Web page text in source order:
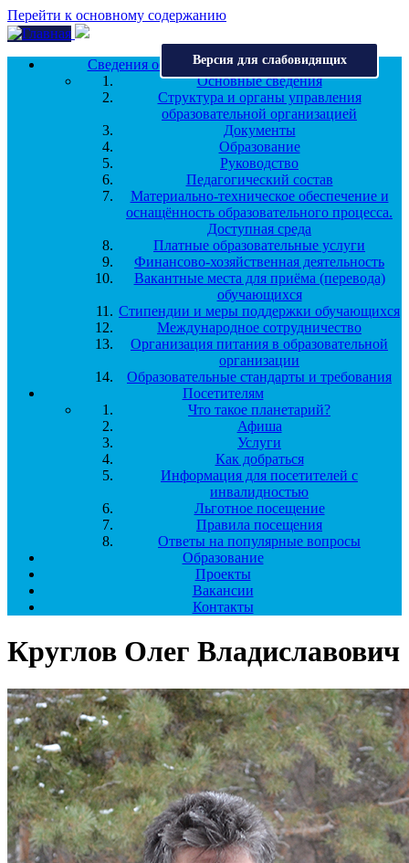
Перейти к основному содержанию
Версия для слабовидящих
Сведения об образовательной организации
Основные сведения
Структура и органы управления
образовательной организацией
Документы
Образование
Руководство
Педагогический состав
Материально-техническое обеспечение и
оснащённость образовательного процесса.
Доступная среда
Платные образовательные услуги
Финансово-хозяйственная деятельность
Вакантные места для приёма (перевода)
обучающихся
Стипендии и меры поддержки обучающихся
Международное сотрудничество
Организация питания в образовательной
организации
Образовательные стандарты и требования
Посетителям
Что такое планетарий?
Афиша
Услуги
Как добраться
Информация для посетителей с
инвалидностью
Льготное посещение
Правила посещения
Ответы на популярные вопросы
Образование
Проекты
Вакансии
Контакты
Круглов Олег Владиславович